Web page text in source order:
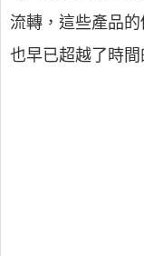
流轉，這些產品
也早已超越了時間